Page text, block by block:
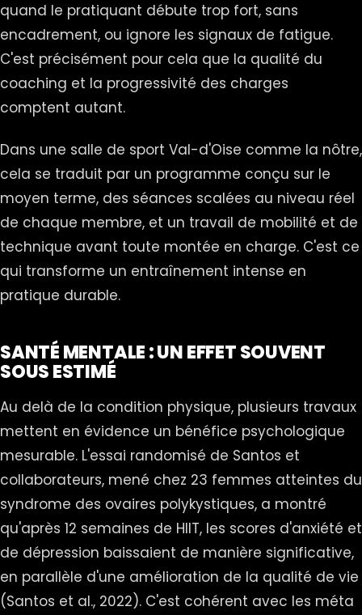
quand le pratiquant débute trop fort, sans
encadrement, ou ignore les signaux de fatigue.
C'est précisément pour cela que la qualité du
coaching et la progressivité des charges
comptent autant.
Dans une salle de sport Val-d'Oise comme la nôtre,
cela se traduit par un programme conçu sur le
moyen terme, des séances scalées au niveau réel
de chaque membre, et un travail de mobilité et de
technique avant toute montée en charge. C'est ce
qui transforme un entraînement intense en
pratique durable.
SANTÉ MENTALE : UN EFFET SOUVENT
SOUS ESTIMÉ
Au delà de la condition physique, plusieurs travaux
mettent en évidence un bénéfice psychologique
mesurable. L'essai randomisé de Santos et
collaborateurs, mené chez 23 femmes atteintes du
syndrome des ovaires polykystiques, a montré
qu'après 12 semaines de HIIT, les scores d'anxiété et
de dépression baissaient de manière significative,
en parallèle d'une amélioration de la qualité de vie
(Santos et al., 2022). C'est cohérent avec les méta